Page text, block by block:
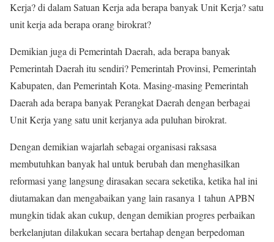
Kerja? di dalam Satuan Kerja ada berapa banyak Unit Kerja? satu
unit kerja ada berapa orang birokrat?
Demikian juga di Pemerintah Daerah, ada berapa banyak
Pemerintah Daerah itu sendiri? Pemerintah Provinsi, Pemerintah
Kabupaten, dan Pemerintah Kota. Masing-masing Pemerintah
Daerah ada berapa banyak Perangkat Daerah dengan berbagai
Unit Kerja yang satu unit kerjanya ada puluhan birokrat.
Dengan demikian wajarlah sebagai organisasi raksasa
membutuhkan banyak hal untuk berubah dan menghasilkan
reformasi yang langsung dirasakan secara seketika, ketika hal ini
diutamakan dan mengabaikan yang lain rasanya 1 tahun APBN
mungkin tidak akan cukup, dengan demikian progres perbaikan
berkelanjutan dilakukan secara bertahap dengan berpedoman